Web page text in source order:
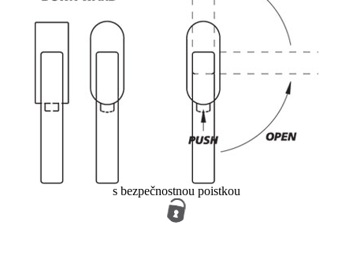
s bezpečnostnou poistkou